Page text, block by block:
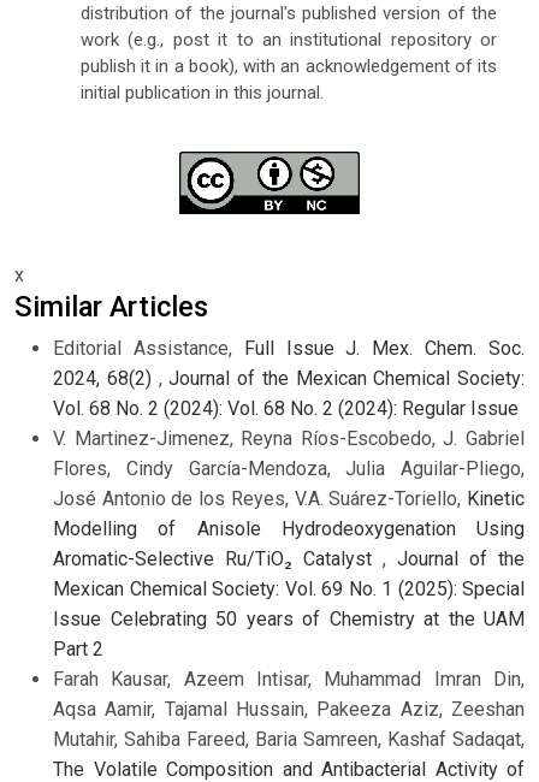
distribution of the journal's published version of the
work (e.g., post it to an institutional repository or
publish it in a book), with an acknowledgement of its
initial publication in this journal.
x
Similar Articles
Editorial Assistance, Full Issue J. Mex. Chem. Soc.
2024, 68(2) ,Journal of the Mexican Chemical Society:
Vol. 68 No. 2 (2024): Vol. 68 No. 2 (2024): Regular Issue
V. Martinez-Jimenez, Reyna Ríos-Escobedo, J. Gabriel
Flores, Cindy García-Mendoza, Julia Aguilar-Pliego,
José Antonio de los Reyes, V.A. Suárez-Toriello, Kinetic
Modelling of Anisole Hydrodeoxygenation Using
Aromatic-Selective Ru/TiO₂ Catalyst , Journal of the
Mexican Chemical Society: Vol. 69 No. 1 (2025): Special
Issue Celebrating 50 years of Chemistry at the UAM
Part 2
Farah Kausar, Azeem Intisar, Muhammad Imran Din,
Aqsa Aamir, Tajamal Hussain, Pakeeza Aziz, Zeeshan
Mutahir, Sahiba Fareed, Baria Samreen, Kashaf Sadaqat,
The Volatile Composition and Antibacterial Activity of